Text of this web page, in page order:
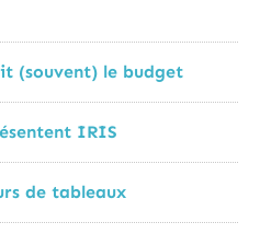
(souvent) le budget
IRIS
de tableaux